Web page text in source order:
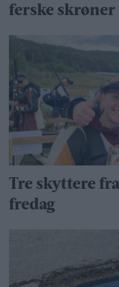
ferske skrøner
Tre skyttere
fredag